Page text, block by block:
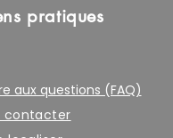
pratiques
aux questions (FAQ)
contacter